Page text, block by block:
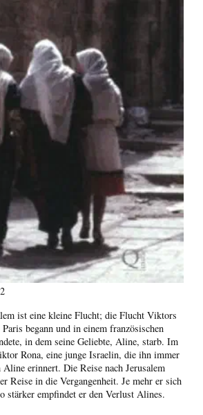
ist eine kleine Flucht; die Flucht Viktors
begann und in einem französischen
in dem seine Geliebte, Aline, starb. Im
Rona, eine junge Israelin, die ihn immer
erinnert. Die Reise nach Jerusalem
Reise in die Vergangenheit. Je mehr er sich
stärker empfindet er den Verlust Alines.